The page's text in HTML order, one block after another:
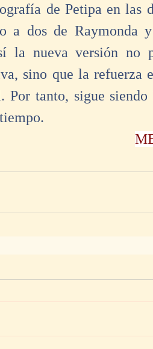
de Petipa en las
a dos de Raymonda
nueva versión no
sino que la refuerza
tanto, sigue siendo